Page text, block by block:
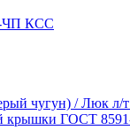
ЧП КСС
чугун) / Люк л/
крышки ГОСТ